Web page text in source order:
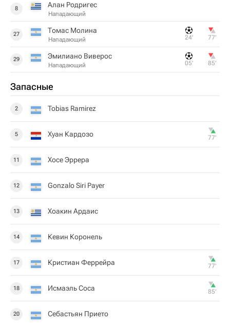
8 Алан Родригес
Нападающий
27 Томас Молина
Нападающий 24‎’‎ 77‎’‎
29 Эмилиано Виверос
Нападающий 05‎’‎ 85‎’‎
Запасные
2 Tobias Ramirez
5 Хуан Кардозо 77‎’‎
11 Хосе Эррера
12 Gonzalo Siri Payer
13 Хоакин Ардаиc
14 Кевин Коронель
17 Кристиан Феррейра 77‎’‎
18 Исмаэль Соса 85‎’‎
20 Себастьян Прието